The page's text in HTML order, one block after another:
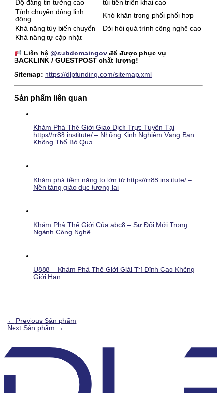
Độ đáng tin tưởng cao
túi tiền triển khai cao
Tính chuyển động linh
động
Khó khăn trong phối phối hợp
Khả năng tùy biến chuyển
Đòi hỏi quá trình công nghệ cao
Khả năng tự cập nhật
Liên hệ @subdomaingovđể được phục vụ
BACKLINK / GUESTPOST chất lượng!
Sitemap: https://dlpfunding.com/sitemap.xml
Sản phẩm liên quan
Khám Phá Thế Giới Giao Dịch Trực Tuyến Tại
https//rr88.institute/ – Những Kinh Nghiệm Vàng Bạn
Không Thể Bỏ Qua
Khám phá tiềm năng to lớn từ https//rr88.institute/ –
Nền tảng giáo dục tương lai
Khám Phá Thế Giới Của abc8 – Sự Đổi Mới Trong
Ngành Công Nghệ
U888 – Khám Phá Thế Giới Giải Trí Đỉnh Cao Không
Giới Hạn
← Previous Sản phẩm
Next Sản phẩm →